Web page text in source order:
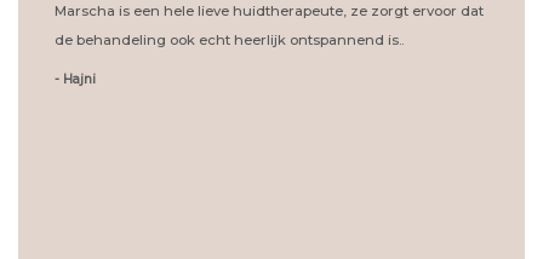
Marscha is een hele lieve huidtherapeute, ze zorgt ervoor dat
de behandeling ook echt heerlijk ontspannend is..
- Hajni